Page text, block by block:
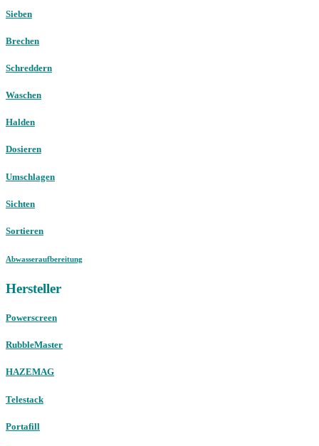
Sieben
Brechen
Schreddern
Waschen
Halden
Dosieren
Umschlagen
Sichten
Sortieren
Abwasseraufbereitung
Hersteller
Powerscreen
RubbleMaster
HAZEMAG
Telestack
Portafill